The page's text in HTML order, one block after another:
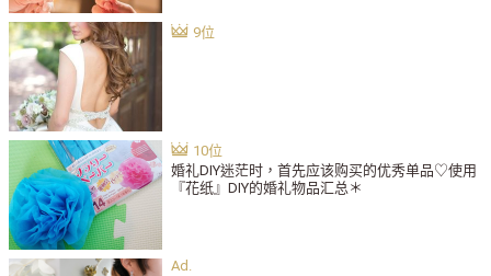
婚礼DIY迷茫时，首先应该购买的优秀单品♡使用
『花纸』DIY的婚礼物品汇总＊